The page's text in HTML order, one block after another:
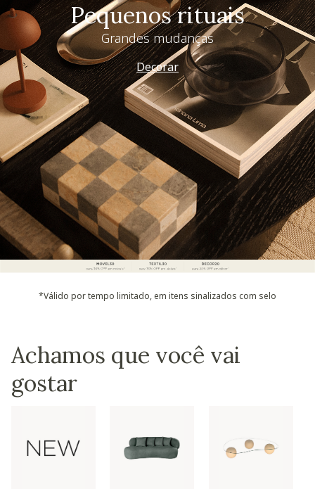
Pequenos rituais
Grandes mudanças
Decorar
*Válido por tempo limitado, em itens sinalizados com selo
Achamos que você vai
gostar